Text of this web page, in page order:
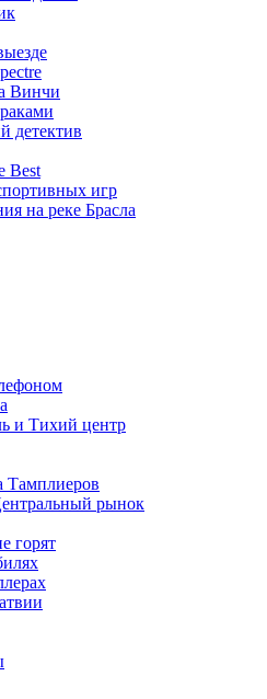
Винчи
детектив
Best
игр
на реке Брасла
и Тихий центр
Тамплиеров
рынок
горят